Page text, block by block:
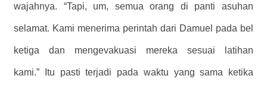
wajahnya. “Tapi, um, semua orang di panti asuhan
selamat. Kami menerima perintah dari Damuel pada bel
ketiga dan mengevakuasi mereka sesuai latihan
kami.” Itu pasti terjadi pada waktu yang sama ketika